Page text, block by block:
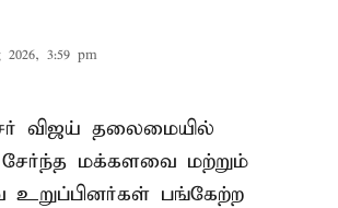
2026, 3:59 pm
விஜய் தலைமையில்
சேர்ந்த மக்களவை மற்றும்
உறுப்பினர்கள் பங்கேற்ற